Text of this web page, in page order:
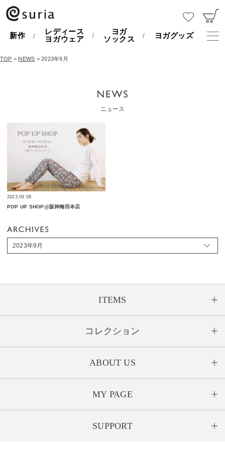
新作
レディース
ヨガウェア
ヨガ
ソックス
ヨガグッズ
TOP > NEWS > 2023年9月
ニュース
2023.09.08
POP UP SHOP@阪神梅田本店
2023年9月
ITEMS
コレクション
ABOUT US
MY PAGE
SUPPORT